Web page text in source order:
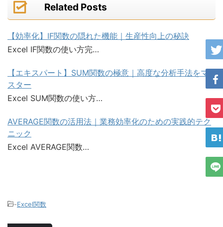
Related Posts
【効率化】IF関数の隠れた機能｜生産性向上の秘訣
Excel IF関数の使い方完…
【エキスパート】SUM関数の極意｜高度な分析手法をマ
スター
Excel SUM関数の使い方…
AVERAGE関数の活用法｜業務効率化のための実践的テク
ニック
Excel AVERAGE関数…
-Excel関数